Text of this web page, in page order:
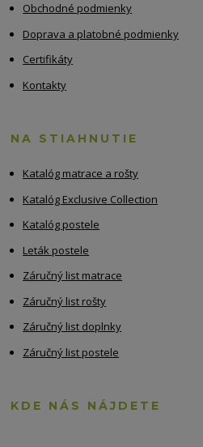
Obchodné podmienky
Doprava a platobné podmienky
Certifikáty
Kontakty
NA STIAHNUTIE
Katalóg matrace a rošty
Katalóg Exclusive Collection
Katalóg postele
Leták postele
Záručný list matrace
Záručný list rošty
Záručný list doplnky
Záručný list postele
KDE NÁS NÁJDETE